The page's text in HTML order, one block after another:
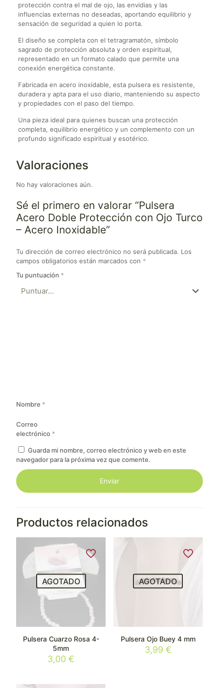
protección contra el mal de ojo, las envidias y las
influencias externas no deseadas, aportando equilibrio y
sensación de seguridad a quien lo porta.
El diseño se completa con el tetragramatón, símbolo
sagrado de protección absoluta y orden espiritual,
representado en un formato calado que permite una
conexión energética constante.
Fabricada en acero inoxidable, esta pulsera es resistente,
duradera y apta para el uso diario, manteniendo su aspecto
y propiedades con el paso del tiempo.
Una pieza ideal para quienes buscan una protección
completa, equilibrio energético y un complemento con un
profundo significado espiritual y esotérico.
Valoraciones
No hay valoraciones aún.
Sé el primero en valorar “Pulsera
Acero Doble Protección con Ojo Turco
– Acero Inoxidable”
Tu dirección de correo electrónico no será publicada. Los
campos obligatorios están marcados con *
Tu puntuación *
Nombre *
Correo
electrónico *
Guarda mi nombre, correo electrónico y web en este
navegador para la próxima vez que comente.
Productos relacionados
AGOTADO
Pulsera Cuarzo Rosa 4-
5mm
3,00€
AGOTADO
Pulsera Ojo Buey 4 mm
3,99 €